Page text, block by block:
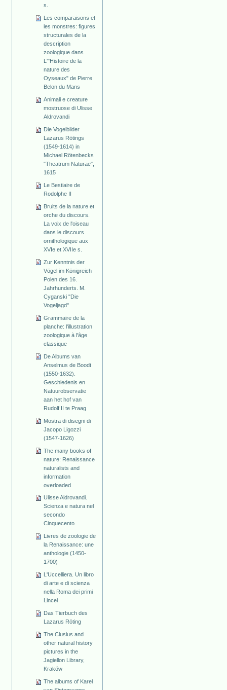
s.
Les comparaisons et
les monstres: figures
structurales de la
description
zoologique dans
L'"Histoire de la
nature des
Oyseaux" de Pierre
Belon du Mans
Animali e creature
mostruose di Ulisse
Aldrovandi
Die Vogelbilder
Lazarus Rötings
(1549-1614) in
Michael Rötenbecks
"Theatrum Naturae",
1615
Le Bestiaire de
Rodolphe II
Bruits de la nature et
orche du discours.
La voix de l'oiseau
dans le discours
ornithologique aux
XVIe et XVIIe s.
Zur Kenntnis der
Vögel im Königreich
Polen des 16.
Jahrhunderts. M.
Cyganski "Die
Vogeljagd"
Grammaire de la
planche: l'illustration
zoologique à l'âge
classique
De Albums van
Anselmus de Boodt
(1550-1632).
Geschiedenis en
Natuurobservatie
aan het hof van
Rudolf II te Praag
Mostra di disegni di
Jacopo Ligozzi
(1547-1626)
The many books of
nature: Renaissance
naturalists and
information
overloaded
Ulisse Aldrovandi.
Scienza e natura nel
secondo
Cinquecento
Livres de zoologie de
la Renaissance: une
anthologie (1450-
1700)
L'Uccelliera. Un libro
di arte e di scienza
nella Roma dei primi
Lincei
Das Tierbuch des
Lazarus Röting
The Clusius and
other natural history
pictures in the
Jagiellon Library,
Kraków
The albums of Karel